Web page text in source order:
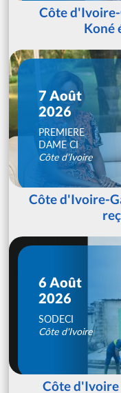
Côte
Koné
7 Août
2026
PREMIERE
DAME CI
Côte d'Ivoire
Côte d'Ivoire-
6 Août
2026
SODECI
Côte d'Ivoire
Côte d'Ivoire